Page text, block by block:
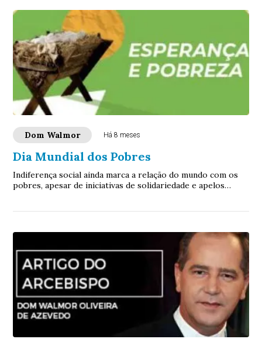
Dom Walmor Há 8 meses
Dia Mundial dos Pobres
Indiferença social ainda marca a relação do mundo com os
pobres, apesar de iniciativas de solidariedade e apelos